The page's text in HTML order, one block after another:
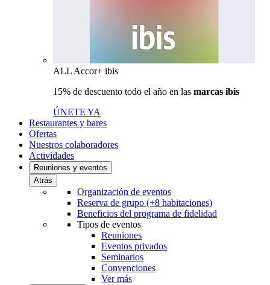
ALL Accor+ ibis
15% de descuento todo el año en las marcas ibis
ÚNETE YA
Restaurantes y bares
Ofertas
Nuestros colaboradores
Actividades
Reuniones y eventos
Atrás
Organización de eventos
Reserva de grupo (+8 habitaciones)
Beneficios del programa de fidelidad
Tipos de eventos
Reuniones
Eventos privados
Seminarios
Convenciones
Ver más